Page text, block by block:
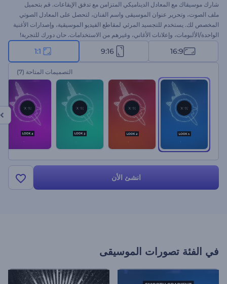
شارك موسيقاك مع المعادل الديناميكي المتزامن مع تدفق الإيقاعات. قم بتحميل
ملف الصوت، وتحرير عنوان الموسيقى واسم الفنان، لتحصل على المعادل الصوتي
المخصص لك. يستخدم للتجسيد المرئي لمقاطع الفيديو الموسيقية، وإصدارات الأغنية
الواحدة/الألبومات، وإعلانات الأغاني، وغيرهم من الاستخدامات. حان دورك للتجربة!
16:9
9:16
1:1
التصميمات المتاحة (7)
انشئ الأن
في الفئة تصورات الموسيقى